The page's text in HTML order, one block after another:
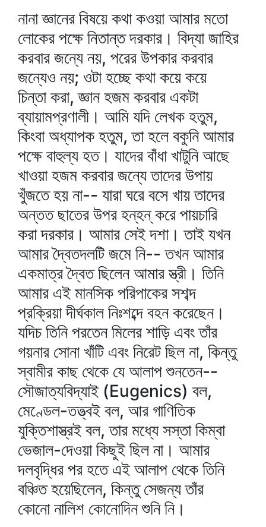
নানা জ্ঞানের বিষয়ে কথা কওয়া আমার মতো
লোকের পক্ষে নিতান্ত দরকার। বিদ্যা জাহির
করবার জন্যে নয়, পরের উপকার করবার
জন্যেও নয়; ওটা হচ্ছে কথা কয়ে কয়ে
চিন্তা করা, জ্ঞান হজম করবার একটা
ব্যায়ামপ্রণালী। আমি যদি লেখক হতুম,
কিংবা অধ্যাপক হতুম, তা হলে বকুনি আমার
পক্ষে বাহুল্য হত। যাদের বাঁধা খাটুনি আছে
খাওয়া হজম করবার জন্যে তাদের উপায়
খুঁজতে হয় না-- যারা ঘরে বসে খায় তাদের
অন্তত ছাতের উপর হন্‌হন্‌ করে পায়চারি
করা দরকার। আমার সেই দশা। তাই যখন
আমার দ্বৈতদলটি জমে নি-- তখন আমার
একমাত্র দ্বৈত ছিলেন আমার স্ত্রী। তিনি
আমার এই মানসিক পরিপাকের সশব্দ
প্রক্রিয়া দীর্ঘকাল নিঃশব্দে বহন করেছেন।
যদিচ তিনি পরতেন মিলের শাড়ি এবং তাঁর
গয়নার সোনা খাঁটি এবং নিরেট ছিল না, কিন্তু
স্বামীর কাছ থেকে যে আলাপ শুনতেন--
সৌজাত্যবিদ্যাই (Eugenics) বল,
মেণ্ডেল-তত্ত্বই বল, আর গাণিতিক
যুক্তিশাস্ত্রই বল, তার মধ্যে সস্তা কিম্বা
ভেজাল-দেওয়া কিছুই ছিল না। আমার
দলবৃদ্ধির পর হতে এই আলাপ থেকে তিনি
বঞ্চিত হয়েছিলেন, কিন্তু সেজন্য তাঁর
কোনো নালিশ কোনোদিন শুনি নি।